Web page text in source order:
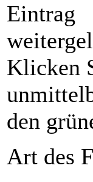
Eintrag
Klicken
den
Art des